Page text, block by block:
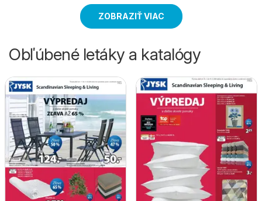
ZOBRAZIŤ VIAC
Obľúbené letáky a katalógy